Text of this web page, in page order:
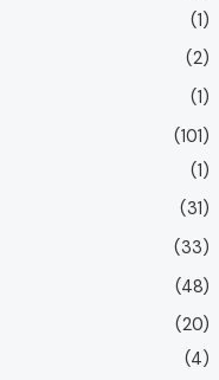
(1)
(2)
(1)
(101)
(1)
(31)
(33)
(48)
(20)
(4)